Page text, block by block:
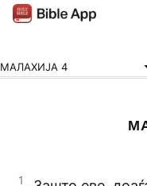
МАЛАХИЈА 4
1